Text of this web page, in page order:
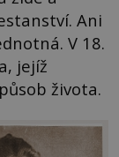
Ani
V 18.
jejíž
života.